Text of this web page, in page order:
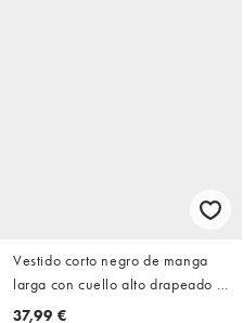
Vestido corto negro de manga
larga con cuello alto drapeado y
falda acampanada de ASOS
37,99 €